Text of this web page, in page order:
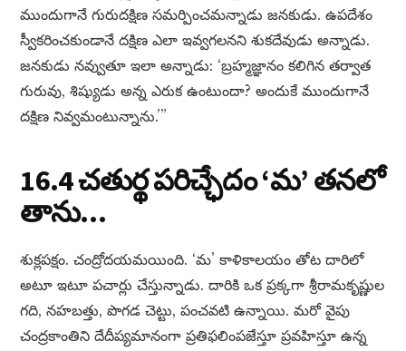
ముందుగానే గురుదక్షిణ సమర్పించమన్నాడు జనకుడు. ఉపదేశం
స్వీకరించకుండానే దక్షిణ ఎలా ఇవ్వగలనని శుకదేవుడు అన్నాడు.
జనకుడు నవ్వుతూ ఇలా అన్నాడు: ‘బ్రహ్మజ్ఞానం కలిగిన తర్వాత
గురువు, శిష్యుడు అన్న ఎరుక ఉంటుందా? అందుకే ముందుగానే
దక్షిణ నివ్వమంటున్నాను.’”
16.4 చతుర్థ పరిచ్ఛేదం ‘మ’ తనలో
తాను…
శుక్లపక్షం. చంద్రోదయమయింది. ‘మ’ కాళికాలయం తోట దారిలో
అటూ ఇటూ పచార్లు చేస్తున్నాడు. దారికి ఒక ప్రక్కగా శ్రీరామకృష్ణుల
గది, నహబత్తు, పొగడ చెట్టు, పంచవటి ఉన్నాయి. మరో వైపు
చంద్రకాంతిని దేదీప్యమానంగా ప్రతిఫలింపజేస్తూ ప్రవహిస్తూ ఉన్న